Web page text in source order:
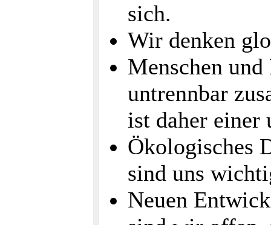
sich.
Wir denken
Menschen
untrennbar
ist daher einer
Ökologisches
sind uns
Neuen